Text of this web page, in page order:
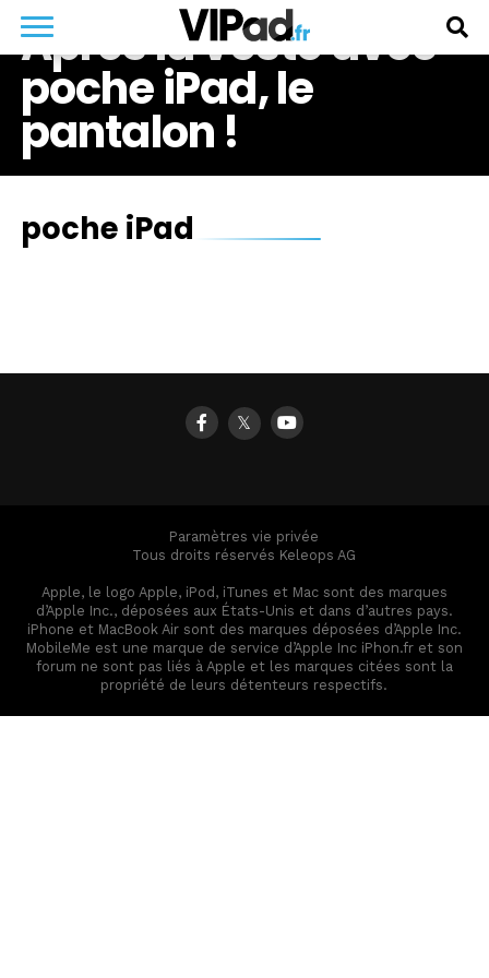
Après la veste avec
poche iPad, le
pantalon !
poche iPad
𝕏
Paramètres vie privée
Tous droits réservés Keleops AG
Apple, le logo Apple, iPod, iTunes et Mac sont des marques
d’Apple Inc., déposées aux États-Unis et dans d’autres pays.
iPhone et MacBook Air sont des marques déposées d’Apple Inc.
MobileMe est une marque de service d’Apple Inc iPhon.fr et son
forum ne sont pas liés à Apple et les marques citées sont la
propriété de leurs détenteurs respectifs.